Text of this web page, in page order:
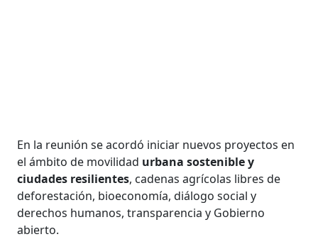
En la reunión se acordó iniciar nuevos proyectos en
el ámbito de movilidad urbana sostenible y
ciudades resilientes, cadenas agrícolas libres de
deforestación, bioeconomía, diálogo social y
derechos humanos, transparencia y Gobierno
abierto.